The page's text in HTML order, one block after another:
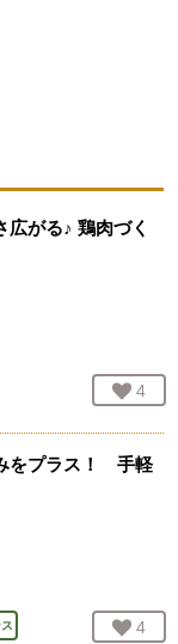
広がる♪ 鶏肉づく
お気
4
をプラス！ 手軽
お気
4